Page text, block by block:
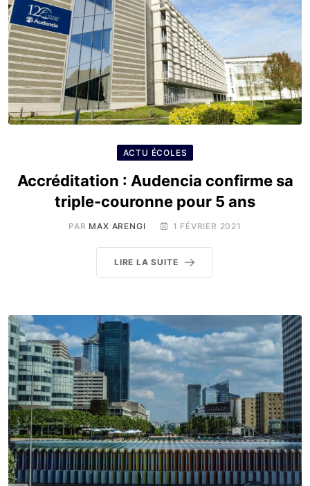
ACTU ÉCOLES
Accréditation : Audencia confirme sa
triple-couronne pour 5 ans
PAR MAX ARENGI 1 FÉVRIER 2021
LIRE LA SUITE